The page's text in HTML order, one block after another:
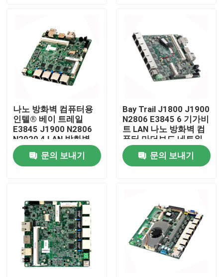
회사 소개
공장 투어
품질 관리
연락처
산업적 미니 pc
산업적 패널 PC
나노 방화벽 컴퓨터용
인텔® 베이 트레일
E3845 J1900 N2806
N2920 4 LAN 방화벽
PC 마더보드
문의 보내기
Bay Trail J1800 J1900
N2806 E3845 6 기가비
트 LAN 나노 방화벽 컴
퓨터 마더보드 네트워
크 보안 메인보드
문의 보내기